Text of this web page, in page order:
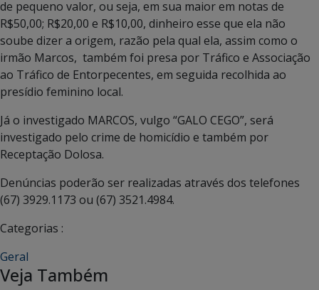
de pequeno valor, ou seja, em sua maior em notas de
R$50,00; R$20,00 e R$10,00, dinheiro esse que ela não
soube dizer a origem, razão pela qual ela, assim como o
irmão Marcos, também foi presa por Tráfico e Associação
ao Tráfico de Entorpecentes, em seguida recolhida ao
presídio feminino local.
Já o investigado MARCOS, vulgo “GALO CEGO”, será
investigado pelo crime de homicídio e também por
Receptação Dolosa.
Denúncias poderão ser realizadas através dos telefones
(67) 3929.1173 ou (67) 3521.4984.
Categorias :
Geral
Veja Também